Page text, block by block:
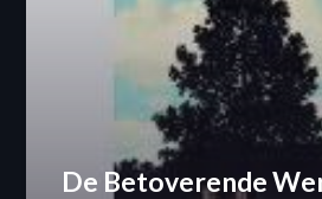
De Betoverende